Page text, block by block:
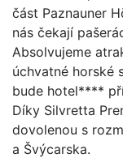
část Paznauner
nás čekají
Absolvujeme
úchvatné horské
bude hotel****
Díky Silvretta
dovolenou s
a Švýcarska.